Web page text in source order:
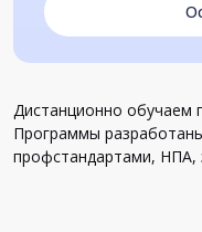
Дистанционно обучаем
Программы
профстандартами, НПА,